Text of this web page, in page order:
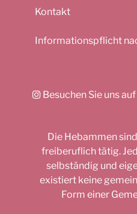
Kontakt
Informationspflicht
Besuchen Sie uns
Die Hebammen
freiberuflich tätig.
selbständig und
existiert keine
Form einer